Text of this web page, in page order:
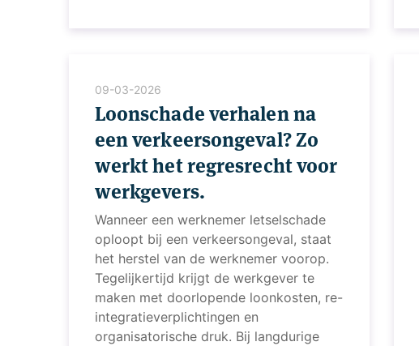
09-03-2026
Loonschade verhalen na
een verkeersongeval? Zo
werkt het regresrecht voor
werkgevers.
Wanneer een werknemer letselschade
oploopt bij een verkeersongeval, staat
het herstel van de werknemer voorop.
Tegelijkertijd krijgt de werkgever te
maken met doorlopende loonkosten, re-
integratieverplichtingen en
organisatorische druk. Bij langdurige